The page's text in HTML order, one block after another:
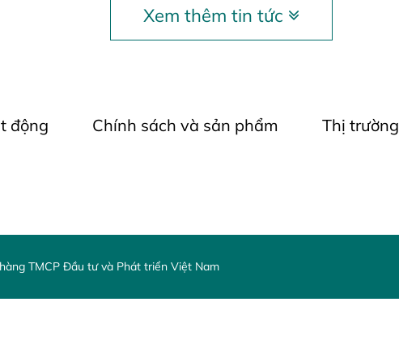
Xem thêm tin tức
động Chính sách và sản phẩm Thị trường
TMCP Đầu tư và Phát triển Việt Nam